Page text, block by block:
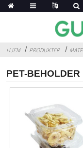
HJEM PRODUKTER
PET-